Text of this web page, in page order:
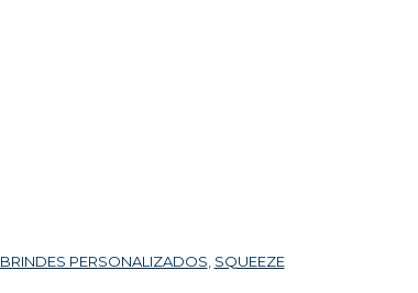
BRINDES PERSONALIZADOS SQUEEZE